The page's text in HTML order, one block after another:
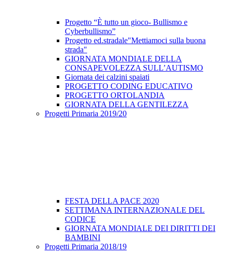
Progetto “È tutto un gioco- Bullismo e
Cyberbullismo”
Progetto ed.stradale"Mettiamoci sulla buona
strada"
GIORNATA MONDIALE DELLA
CONSAPEVOLEZZA SULL’AUTISMO
Giornata dei calzini spaiati
PROGETTO CODING EDUCATIVO
PROGETTO ORTOLANDIA
GIORNATA DELLA GENTILEZZA
Progetti Primaria 2019/20
FESTA DELLA PACE 2020
SETTIMANA INTERNAZIONALE DEL
CODICE
GIORNATA MONDIALE DEI DIRITTI DEI
BAMBINI
Progetti Primaria 2018/19